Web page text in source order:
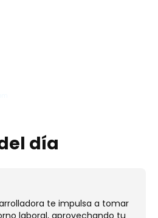
día
te impulsa a tomar
laboral, aprovechando tu